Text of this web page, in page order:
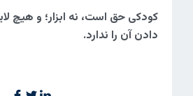
کودکی حق است، نه ابزار؛ و هیچ
دادن آن را ندارد.